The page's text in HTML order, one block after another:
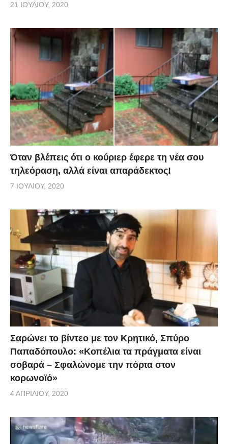
21 ΙΟΥΛΊΟΥ, 2020
Όταν βλέπεις ότι ο κούριερ έφερε τη νέα σου
τηλεόραση, αλλά είναι απαράδεκτος!
7 ΙΟΥΛΊΟΥ, 2020
Σαρώνει το βίντεο με τον Κρητικό, Σπύρο
Παπαδόπουλο: «Κοπέλια τα πράγματα είναι
σοβαρά – Σφαλώνομε την πόρτα στον
κορωνοϊό»
4 ΑΠΡΙΛΊΟΥ, 2020